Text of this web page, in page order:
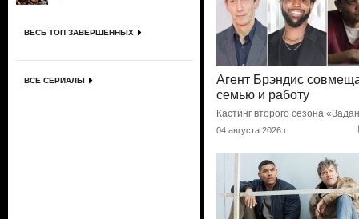
ВЕСЬ ТОП ЗАВЕРШЕННЫХ
ВСЕ СЕРИАЛЫ
Агент Брэндис
семью и работу
Кастинг второго сезона
04 августа 2026 г.